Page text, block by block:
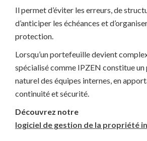
Il permet d’éviter les erreurs, de
d’anticiper les échéances et
protection.
Lorsqu’un portefeuille devient
spécialisé comme IPZEN constitue
naturel des équipes internes, en
continuité et sécurité.
Découvrez notre
logiciel de gestion de la propriété